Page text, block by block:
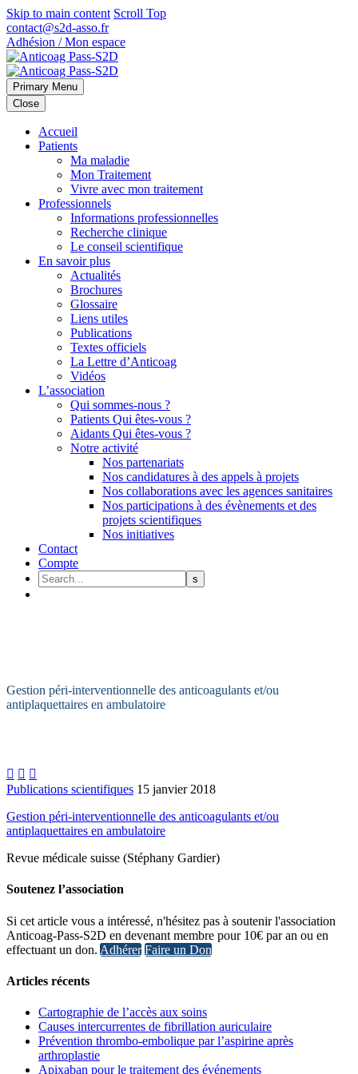
Skip to main content Scroll Top
contact@s2d-asso.fr
Adhésion / Mon espace
Primary Menu
Close
Accueil
Patients
Ma maladie
Mon Traitement
Vivre avec mon traitement
Professionnels
Informations professionnelles
Recherche clinique
Le conseil scientifique
En savoir plus
Actualités
Brochures
Glossaire
Liens utiles
Publications
Textes officiels
La Lettre d’Anticoag
Vidéos
L’association
Qui sommes-nous ?
Patients Qui êtes-vous ?
Aidants Qui êtes-vous ?
Notre activité
Nos partenariats
Nos candidatures à des appels à projets
Nos collaborations avec les agences sanitaires
Nos participations à des évènements et des
projets scientifiques
Nos initiatives
Contact
Compte
Gestion péri-interventionnelle des anticoagulants et/ou
antiplaquettaires en ambulatoire
  
Publications scientifiques 15 janvier 2018
Gestion péri-interventionnelle des anticoagulants et/ou
antiplaquettaires en ambulatoire
Revue médicale suisse (Stéphany Gardier)
Soutenez l’association
Si cet article vous a intéressé, n'hésitez pas à soutenir l'association
Anticoag-Pass-S2D en devenant membre pour 10€ par an ou en
effectuant un don. Adhérer Faire un Don
Articles récents
Cartographie de l’accès aux soins
Causes intercurrentes de fibrillation auriculaire
Prévention thrombo-embolique par l’aspirine après
arthroplastie
Apixaban pour le traitement des événements